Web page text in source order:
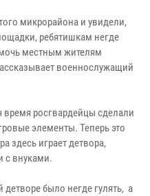
микрорайона и увидели,
ребятишкам негде
местным жителям
военнослужащий
росгвардейцы сделали
элементы. Теперь это
здесь играет детвора,
с внуками.
было негде гулять, а